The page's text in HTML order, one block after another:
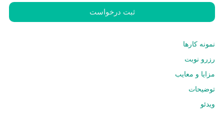
ثبت درخواست
نمونه کارها
رزرو نوبت
مزایا و معایب
توضیحات
ویدئو